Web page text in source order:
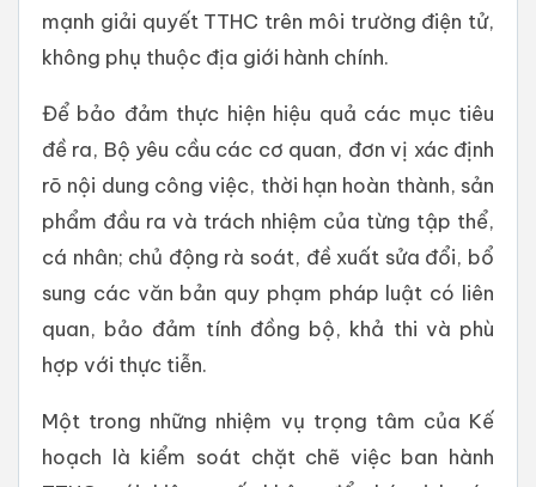
mạnh giải quyết TTHC trên môi trường điện tử,
không phụ thuộc địa giới hành chính.
Để bảo đảm thực hiện hiệu quả các mục tiêu
đề ra, Bộ yêu cầu các cơ quan, đơn vị xác định
rõ nội dung công việc, thời hạn hoàn thành, sản
phẩm đầu ra và trách nhiệm của từng tập thể,
cá nhân; chủ động rà soát, đề xuất sửa đổi, bổ
sung các văn bản quy phạm pháp luật có liên
quan, bảo đảm tính đồng bộ, khả thi và phù
hợp với thực tiễn.
Một trong những nhiệm vụ trọng tâm của Kế
hoạch là kiểm soát chặt chẽ việc ban hành